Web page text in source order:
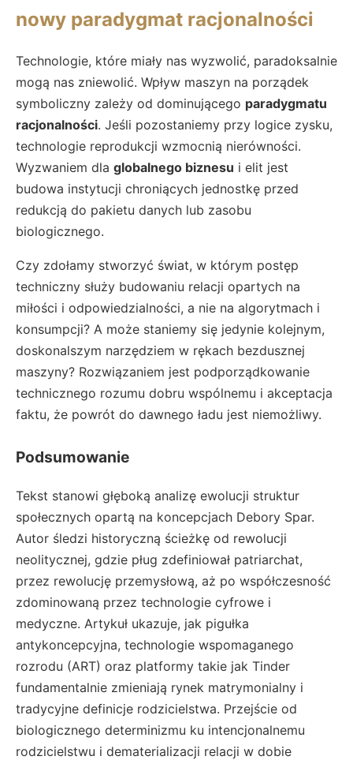
nowy paradygmat racjonalności
Technologie, które miały nas wyzwolić, paradoksalnie
mogą nas zniewolić. Wpływ maszyn na porządek
symboliczny zależy od dominującego paradygmatu
racjonalności. Jeśli pozostaniemy przy logice zysku,
technologie reprodukcji wzmocnią nierówności.
Wyzwaniem dla globalnego biznesu i elit jest
budowa instytucji chroniących jednostkę przed
redukcją do pakietu danych lub zasobu
biologicznego.
Czy zdołamy stworzyć świat, w którym postęp
techniczny służy budowaniu relacji opartych na
miłości i odpowiedzialności, a nie na algorytmach i
konsumpcji? A może staniemy się jedynie kolejnym,
doskonalszym narzędziem w rękach bezdusznej
maszyny? Rozwiązaniem jest podporządkowanie
technicznego rozumu dobru wspólnemu i akceptacja
faktu, że powrót do dawnego ładu jest niemożliwy.
Podsumowanie
Tekst stanowi głęboką analizę ewolucji struktur
społecznych opartą na koncepcjach Debory Spar.
Autor śledzi historyczną ścieżkę od rewolucji
neolitycznej, gdzie pług zdefiniował patriarchat,
przez rewolucję przemysłową, aż po współczesność
zdominowaną przez technologie cyfrowe i
medyczne. Artykuł ukazuje, jak pigułka
antykoncepcyjna, technologie wspomaganego
rozrodu (ART) oraz platformy takie jak Tinder
fundamentalnie zmieniają rynek matrymonialny i
tradycyjne definicje rodzicielstwa. Przejście od
biologicznego determinizmu ku intencjonalnemu
rodzicielstwu i dematerializacji relacji w dobie